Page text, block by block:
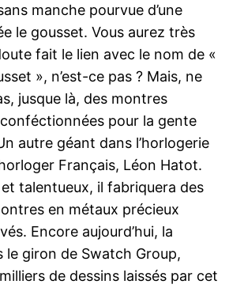
manche pourvue d’une
le gousset. Vous aurez très
fait le lien avec le nom de «
», n’est-ce pas ? Mais, ne
jusque là, des montres
pour la gente
autre géant dans l’horlogerie
Français, Léon Hatot.
talentueux, il fabriquera des
en métaux précieux
Encore aujourd’hui, la
le giron de Swatch Group,
de dessins laissés par cet